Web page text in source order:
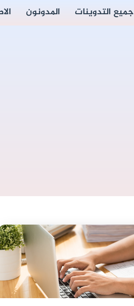
جميع التدوينات المدونون